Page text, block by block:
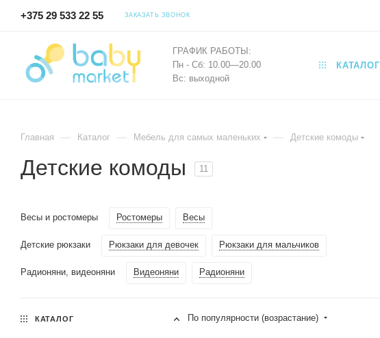
+375 29 533 22 55 ЗАКАЗАТЬ ЗВОНОК
ГРАФИК РАБОТЫ:
Пн - Сб: 10.00—20.00
Вс: выходной
КАТАЛОГ
Главная — Каталог — Мебель для самых маленьких — Детские комоды
Детские комоды 11
Весы и ростомеры Ростомеры Весы
Детские рюкзаки Рюкзаки для девочек Рюкзаки для мальчиков
Радионяни, видеоняни Видеоняни Радионяни
По популярности (возрастание)
КАТАЛОГ